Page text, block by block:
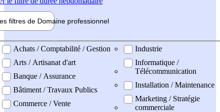
filtres de Domaine professionnel
professionel
Achats / Comptabilité / Gestion
Arts / Artisanat d'art
Banque / Assurance
Bâtiment / Travaux Publics
Commerce / Vente
Industrie
Informatique /
Télécommunication
Installation / Maintenance
Marketing / Stratégie
commerciale